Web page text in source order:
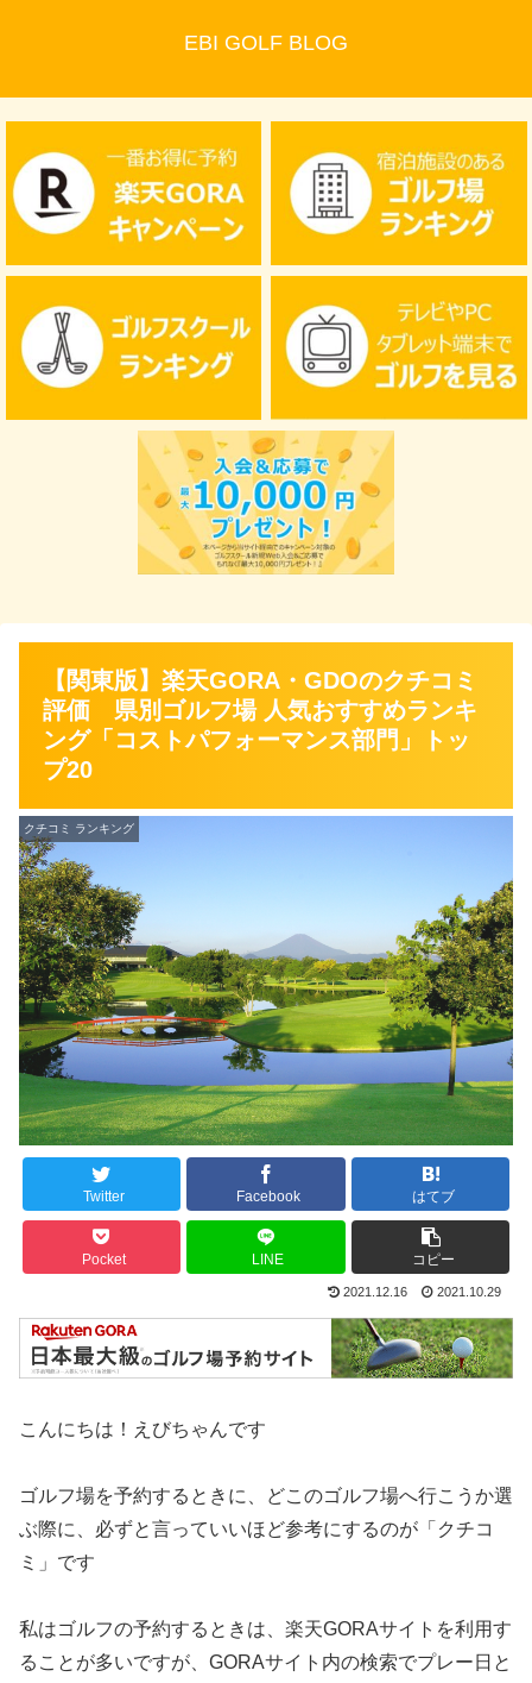
EBI GOLF BLOG
【関東版】楽天GORA・GDOのクチコミ
評価 県別ゴルフ場 人気おすすめランキ
ング「コストパフォーマンス部門」トッ
プ20
クチコミ ランキング
Twitter Facebook はてブ
Pocket LINE コピー
2021.12.16 2021.10.29
こんにちは！えびちゃんです
ゴルフ場を予約するときに、どこのゴルフ場へ行こうか選
ぶ際に、必ずと言っていいほど参考にするのが「クチコ
ミ」です
私はゴルフの予約するときは、楽天GORAサイトを利用す
ることが多いですが、GORAサイト内の検索でプレー日と